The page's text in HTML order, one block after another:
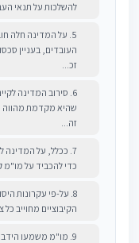
להשלכות על תנאי
5. על המדינה חלה
העובדים, בעניין
זכ...
6. סירוב המדינה
שהיא מקדמת מהווה
זה...
7. ככלל, על המדינה
כדי להכביד על מו"מ
8. על-פי עקרונות
הקיבוציים מחוייב
9. מו"מ משמעו